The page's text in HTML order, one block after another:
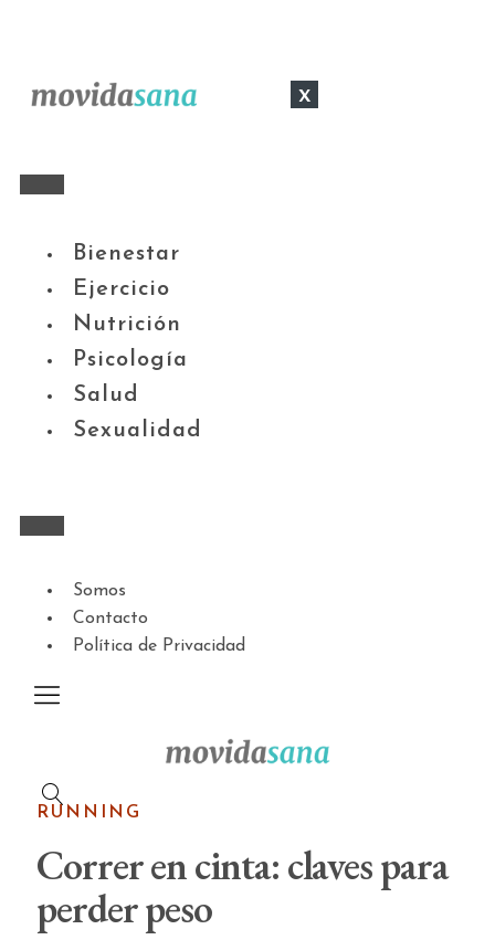
x
Bienestar
Ejercicio
Nutrición
Psicología
Salud
Sexualidad
Somos
Contacto
Política de Privacidad
RUNNING
Correr en cinta: claves para
perder peso